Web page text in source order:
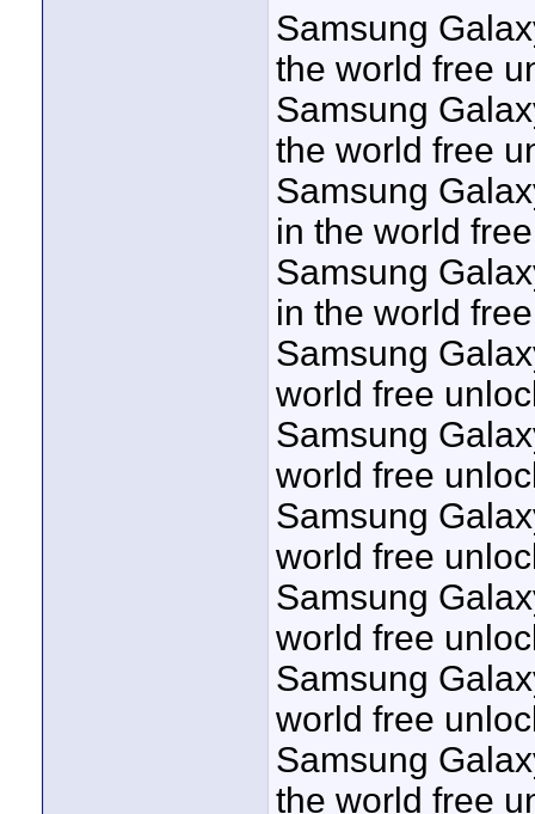
Samsung
the world free
Samsung
the world free
Samsung
in the world
Samsung
in the world
Samsung
world free
Samsung
world free
Samsung
world free
Samsung
world free
Samsung
world free
Samsung
the world free